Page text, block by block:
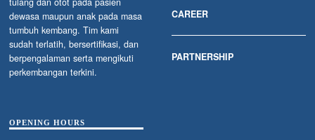
dewasa maupun anak pada masa
tumbuh kembang. Tim kami
sudah terlatih, bersertifikasi, dan
berpengalaman serta mengikuti
perkembangan terkini.
CAREER
PARTNERSHIP
OPENING HOURS